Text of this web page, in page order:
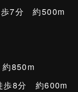
7分 約500m
850m
8分 約600m